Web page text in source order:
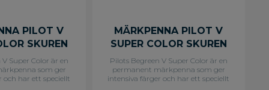
PILOT V
SKUREN
BLSuper Color är en
som ger
och har ett speciellt
MÄRKPENNA PILOT V
SUPER COLOR SKUREN
RÖ
Pilots Begreen V Super Color är en
permanent märkpenna som ger
intensiva färger och har ett speciellt